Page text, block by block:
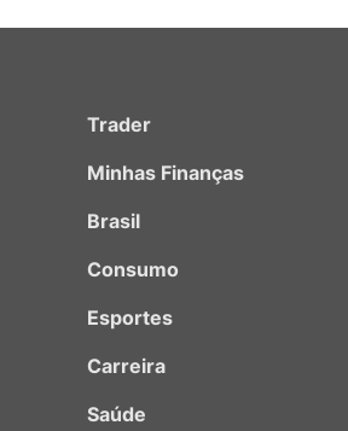
Trader
Minhas Finanças
Brasil
Consumo
Esportes
Carreira
Saúde